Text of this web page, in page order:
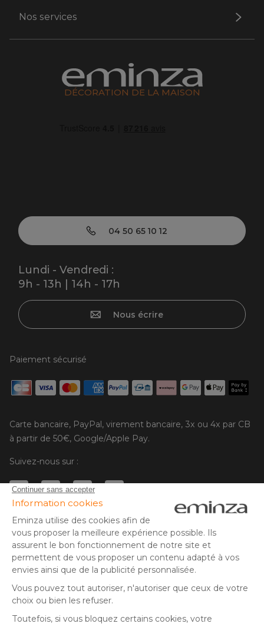
Nos services
DÉCORATION DE LA MAISON
04 50 65 10 12
Lundi - Vendredi :
9h - 13h | 14h - 17h
Nous écrire
Paiement sécurisé
Carte bancaire, PayPal, virement bancaire, 3x ou 4x par CB
à partir de 50€, Google/Apple Pay.
Suivez-nous sur :
© Copyright 2025 Eminza | Tous droits réservés |
ESPAÑA
ITALIE
DEUTSCHLAND
NEDERLAND
DANMARK
FRA
* Vous disposez de 30 jours (à compter de la réception ou du
retrait de votre colis) pour effectuer un retour de produits et
vous faire rembourser. Hors colis volumineux